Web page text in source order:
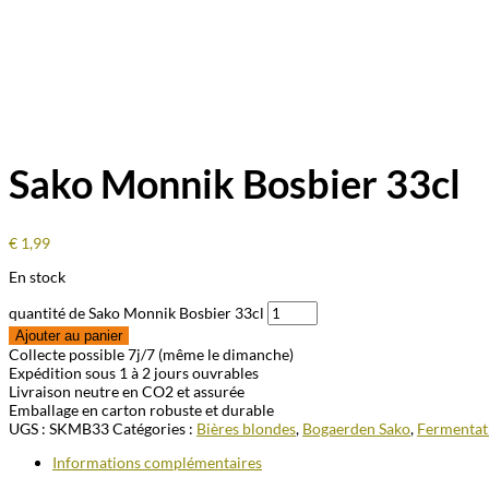
Sako Monnik Bosbier 33cl
€ 1,99
En stock
quantité de Sako Monnik Bosbier 33cl
Ajouter au panier
Collecte possible 7j/7 (même le dimanche)
Expédition sous 1 à 2 jours ouvrables
Livraison neutre en CO2 et assurée
Emballage en carton robuste et durable
UGS : SKMB33Catégories : Bières blondes, Bogaerden Sako,
Informations complémentaires